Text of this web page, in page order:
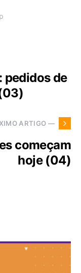
pedidos de
ARTIGO —
começam
hoje (04)